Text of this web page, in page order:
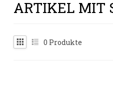
ARTIKEL MIT
0 Produkte